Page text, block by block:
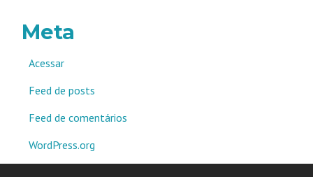
Meta
Acessar
Feed de posts
Feed de comentários
WordPress.org